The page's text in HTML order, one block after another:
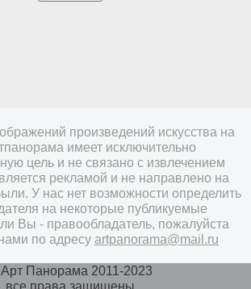
произведений искусства на
имеет исключительно
цель и не связано с извлечением
рекламой и не направлено на
У нас нет возможности определить
на некоторые публикуемые
Вы - правообладатель, пожалуйста
по адресу artpanorama@mail.ru
Панорама 2011-2023
все права защищены